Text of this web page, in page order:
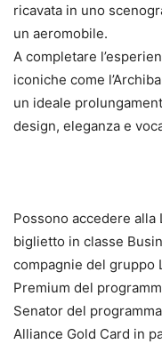
ricavata in uno
un aeromobile.
A completare
iconiche come
un ideale
design, eleganza e
Possono accedere
biglietto in classe
compagnie del gruppo
Premium del
Senator del
Alliance Gold Card in